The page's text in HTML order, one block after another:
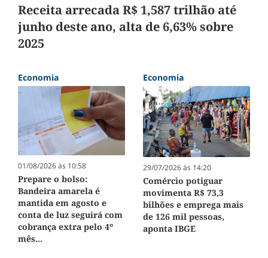
Receita arrecada R$ 1,587 trilhão até
junho deste ano, alta de 6,63% sobre
2025
Economia
01/08/2026 às 10:58
Prepare o bolso:
Bandeira amarela é
mantida em agosto e
conta de luz seguirá com
cobrança extra pelo 4º
mês...
Economia
29/07/2026 às 14:20
Comércio potiguar
movimenta R$ 73,3
bilhões e emprega mais
de 126 mil pessoas,
aponta IBGE